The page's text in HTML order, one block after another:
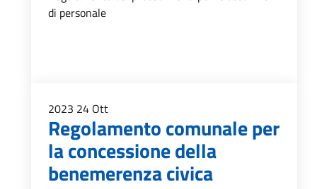
di personale
2023 24 Ott
Regolamento comunale per
la concessione della
benemerenza civica